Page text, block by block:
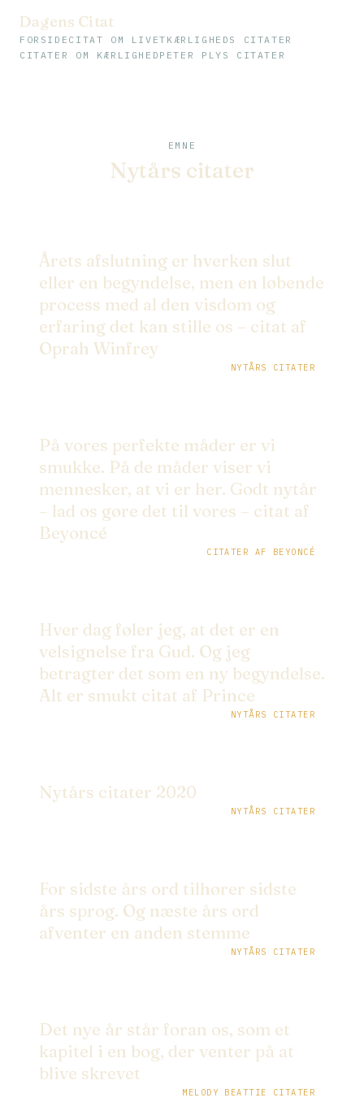
Dagens Citat
FORSIDE CITAT OM LIVET KÆRLIGHEDS CITATER
CITATER OM KÆRLIGHED PETER PLYS CITATER
EMNE
Nytårs citater
Årets afslutning er hverken slut
eller en begyndelse, men en løbende
process med al den visdom og
erfaring det kan stille os – citat af
Oprah Winfrey
NYTÅRS CITATER
På vores perfekte måder er vi
smukke. På de måder viser vi
mennesker, at vi er her. Godt nytår
– lad os gøre det til vores – citat af
Beyoncé
CITATER AF BEYONCÉ
Hver dag føler jeg, at det er en
velsignelse fra Gud. Og jeg
betragter det som en ny begyndelse.
Alt er smukt citat af Prince
NYTÅRS CITATER
Nytårs citater 2020
NYTÅRS CITATER
For sidste års ord tilhører sidste
års sprog. Og næste års ord
afventer en anden stemme
NYTÅRS CITATER
Det nye år står foran os, som et
kapitel i en bog, der venter på at
blive skrevet
MELODY BEATTIE CITATER